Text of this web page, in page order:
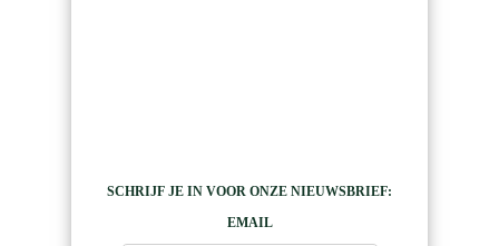
SCHRIJF JE IN VOOR ONZE NIEUWSBRIEF:
EMAIL